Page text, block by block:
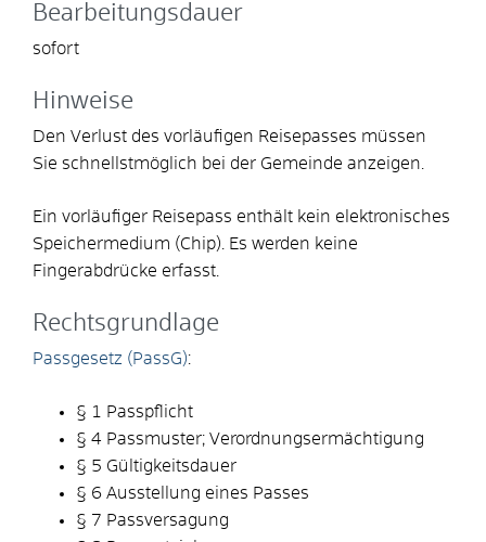
Bearbeitungsdauer
sofort
Hinweise
Den Verlust des vorläufigen Reisepasses müssen
Sie schnellstmöglich bei der Gemeinde anzeigen.
Ein vorläufiger Reisepass enthält kein elektronisches
Speichermedium (Chip). Es werden keine
Fingerabdrücke erfasst.
Rechtsgrundlage
Passgesetz (PassG):
§ 1 Passpflicht
§ 4 Passmuster; Verordnungsermächtigung
§ 5 Gültigkeitsdauer
§ 6 Ausstellung eines Passes
§ 7 Passversagung